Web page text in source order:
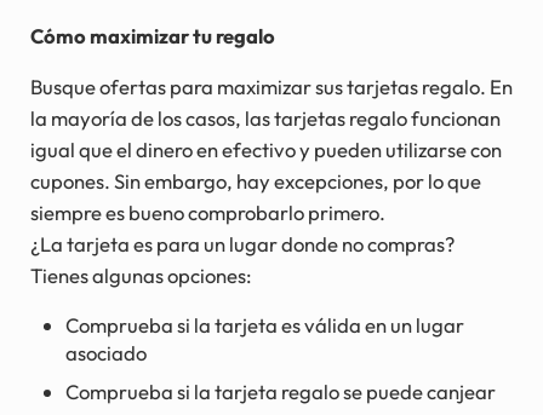
Cómo maximizar tu regalo
Busque ofertas para maximizar sus tarjetas regalo. En
la mayoría de los casos, las tarjetas regalo funcionan
igual que el dinero en efectivo y pueden utilizarse con
cupones. Sin embargo, hay excepciones, por lo que
siempre es bueno comprobarlo primero.
¿La tarjeta es para un lugar donde no compras?
Tienes algunas opciones:
Comprueba si la tarjeta es válida en un lugar
asociado
Comprueba si la tarjeta regalo se puede canjear